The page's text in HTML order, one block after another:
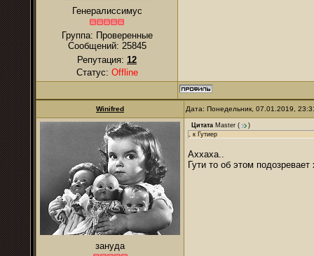
Генералиссимус
Группа: Проверенные
Сообщений: 25845
Репутация: 12
Статус: Offline
Winifred Дата: Понедельник, 07.01.2019,
зануда
Цитата Master (
)
, к Гутиер
Аххаха..
Гути то об этом подозревает